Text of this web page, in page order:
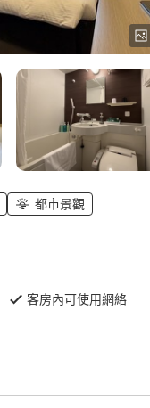
都市景觀
客房內可使用網絡